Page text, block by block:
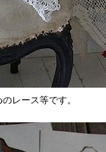
レース等です。